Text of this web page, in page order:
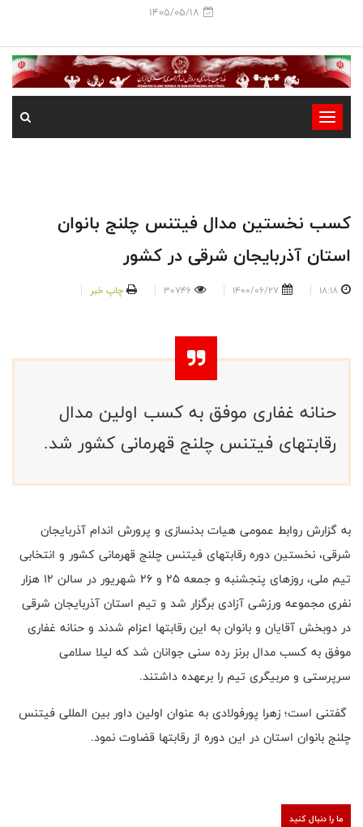
1405/05/18
-
-
-
کسب نخستین مدال فیتنس چلنج بانوان
استان آذربایجان شرقی در کشور
18:18
1400/06/27
30746 چاپ خبر
حنانه غفاری موفق به کسب اولین مدال
رقابتهای فیتنس چلنج قهرمانی کشور شد.
به گزارش روابط عمومی هیات بدنسازی و پرورش اندام آذربایجان
شرقی، نخستین دوره رقابتهای فیتنس چلنج قهرمانی کشور و انتخابی
تیم ملی، روزهای پنجشنبه و جمعه ۲۵ و ۲۶ شهریور در سالن 12 هزار
نفری مجموعه ورزشی آزادی برگزار شد و تیم استان آذربایجان شرقی
در دوبخش آقایان و بانوان به این رقابتها اعزام شدند و حنانه غفاری
موفق به کسب مدال برنز رده سنی جوانان شد که لیلا سلامی
سرپرستی و مربیگری تیم را برعهده داشتند.
گفتنی است؛ زهرا پورفولادی به عنوان اولین داور بین المللی فیتنس
چلنج بانوان استان در این دوره از رقابتها قضاوت نمود.
ما را دنبال کنید